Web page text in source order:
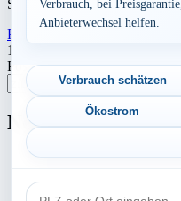
Strompreise […]
Read More
der
Beiträge
1
Postleitzahl eingeben
Neu berechnet
Aktuelle Strompreise in
Verbrauch, bei
Anbieterwechsel helfen.
Verbrauch schätzen
Ökostrom
PLZ